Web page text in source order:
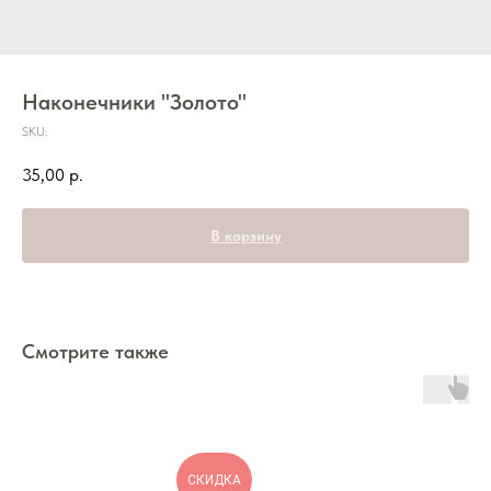
Наконечники "Золото"
SKU:
35,00 р.
В корзину
Смотрите также
СКИДКА